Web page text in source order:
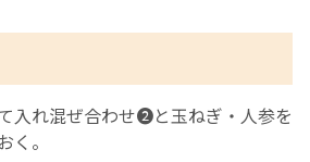
入れ混ぜ合わせ❷と玉ねぎ・人参を
く。